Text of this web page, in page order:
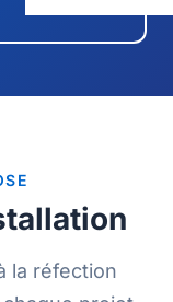
la réfection